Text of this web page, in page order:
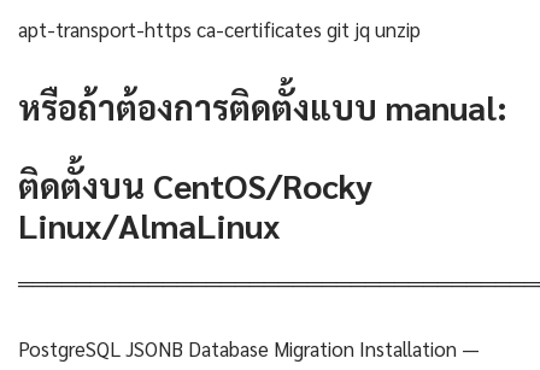
apt-transport-https ca-certificates git jq unzip
หรือถ้าต้องการติดตั้งแบบ manual:
ติดตั้งบน CentOS/Rocky
Linux/AlmaLinux
PostgreSQL JSONB Database Migration Installation —